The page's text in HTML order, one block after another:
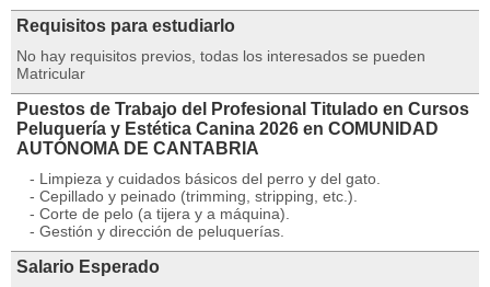
Requisitos para estudiarlo
No hay requisitos previos, todas los interesados se pueden
Matricular
Puestos de Trabajo del Profesional Titulado en Cursos
Peluquería y Estética Canina 2026 en COMUNIDAD
AUTÓNOMA DE CANTABRIA
- Limpieza y cuidados básicos del perro y del gato.
- Cepillado y peinado (trimming, stripping, etc.).
- Corte de pelo (a tijera y a máquina).
- Gestión y dirección de peluquerías.
Salario Esperado